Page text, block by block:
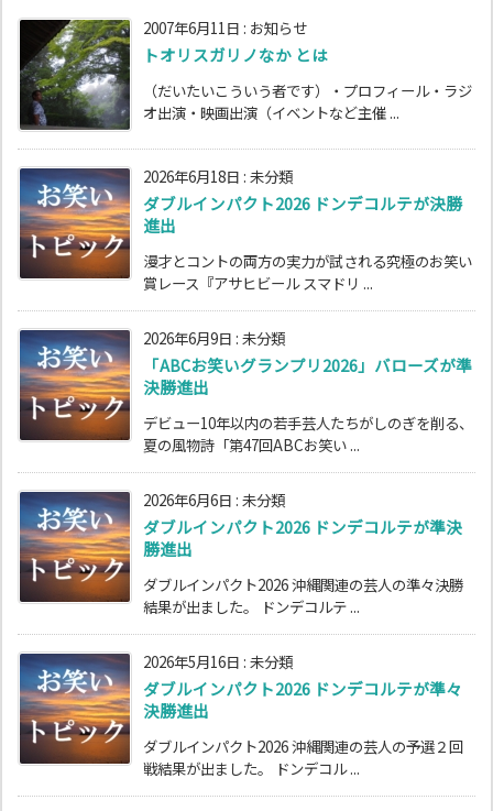
2007年6月11日 : お知らせ
トオリスガリノなか とは
（だいたいこういう者です）・プロフィール・ラジ
オ出演・映画出演（イベントなど主催 ...
2026年6月18日 : 未分類
ダブルインパクト2026 ドンデコルテが決勝
進出
漫才とコントの両方の実力が試される究極のお笑い
賞レース『アサヒビール スマドリ ...
2026年6月9日 : 未分類
「ABCお笑いグランプリ2026」バローズが準
決勝進出
デビュー10年以内の若手芸人たちがしのぎを削る、
夏の風物詩「第47回ABCお笑い ...
2026年6月6日 : 未分類
ダブルインパクト2026 ドンデコルテが準決
勝進出
ダブルインパクト2026 沖縄関連の芸人の準々決勝
結果が出ました。 ドンデコルテ ...
2026年5月16日 : 未分類
ダブルインパクト2026 ドンデコルテが準々
決勝進出
ダブルインパクト2026 沖縄関連の芸人の予選２回
戦結果が出ました。 ドンデコル ...